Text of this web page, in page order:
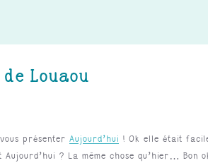
Louaou
présenter Aujourd’hui ! Ok elle était
Aujourd’hui ? La même chose qu’hier… Bon